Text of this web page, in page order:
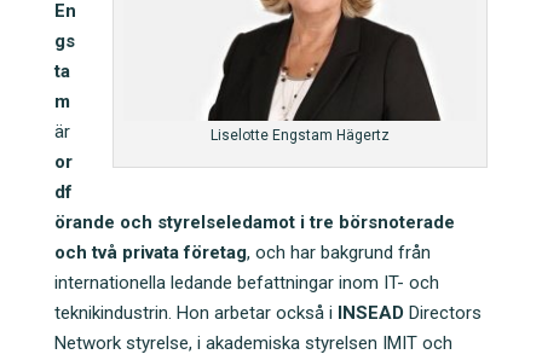
Liselotte Engstam Hägertz
En
gs
ta
m
är
or
df
örande och styrelseledamot i tre börsnoterade
och två privata företag, och har bakgrund från
internationella ledande befattningar inom IT- och
teknikindustrin. Hon arbetar också i INSEAD Directors
Network styrelse, i akademiska styrelsen IMIT och